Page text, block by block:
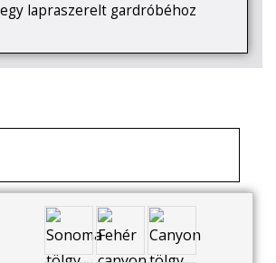
lapraszerelt gardróbéhoz